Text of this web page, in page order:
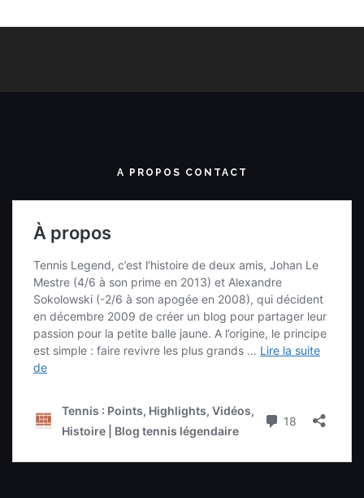
A PROPOS CONTACT